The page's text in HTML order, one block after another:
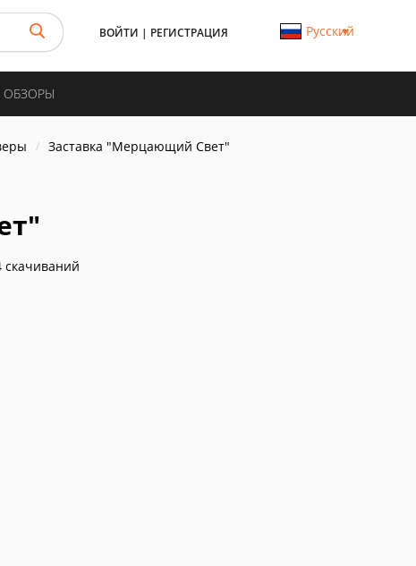
ВОЙТИ | РЕГИСТРАЦИЯ Русский
ОБЗОРЫ
Заставка "Мерцающий Свет"
скачиваний